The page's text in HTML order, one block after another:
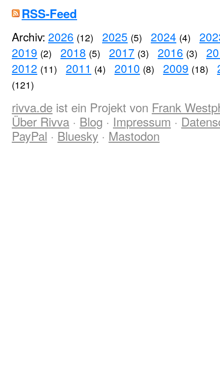
RSS-Feed
Archiv: 2026 (12) 2025 (5) 2024 (4)
2019 (2) 2018 (5) 2017 (3) 2016 (3)
2012 (11) 2011 (4) 2010 (8) 2009 (18)
(121)
rivva.de ist ein Projekt von Frank
Über Rivva · Blog · Impressum ·
PayPal · Bluesky · Mastodon